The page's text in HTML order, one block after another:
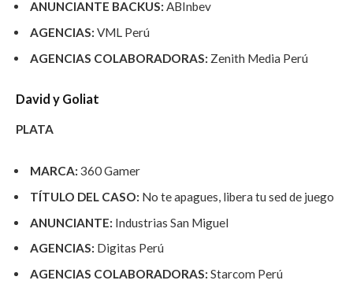
ANUNCIANTE BACKUS: ABInbev
AGENCIAS: VML Perú
AGENCIAS COLABORADORAS: Zenith Media Perú
David y Goliat
PLATA
MARCA: 360 Gamer
TÍTULO DEL CASO: No te apagues, libera tu sed de juego
ANUNCIANTE: Industrias San Miguel
AGENCIAS: Digitas Perú
AGENCIAS COLABORADORAS: Starcom Perú